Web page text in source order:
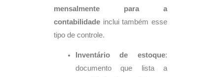
mensalmente para a
contabilidade inclui também esse
tipo de controle.
Inventário de estoque:
documento que lista a